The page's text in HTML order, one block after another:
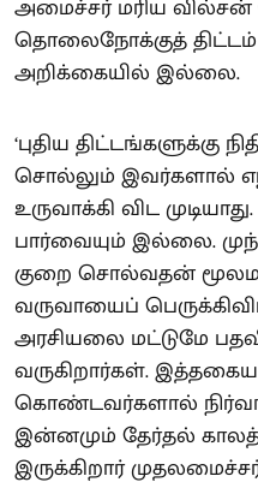
அமைச்சர் மரிய
தொலைநோக்குத் திட்டம்
அறிக்கையில் இல்லை.
‘புதிய திட்டங்களுக்கு
சொல்லும் இவர்களால்
உருவாக்கி விட
பார்வையும் இல்லை.
குறை சொல்வதன்
வருவாயைப்
அரசியலை மட்டுமே
வருகிறார்கள்.
கொண்டவர்களால்
இன்னமும் தேர்தல்
இருக்கிறார்